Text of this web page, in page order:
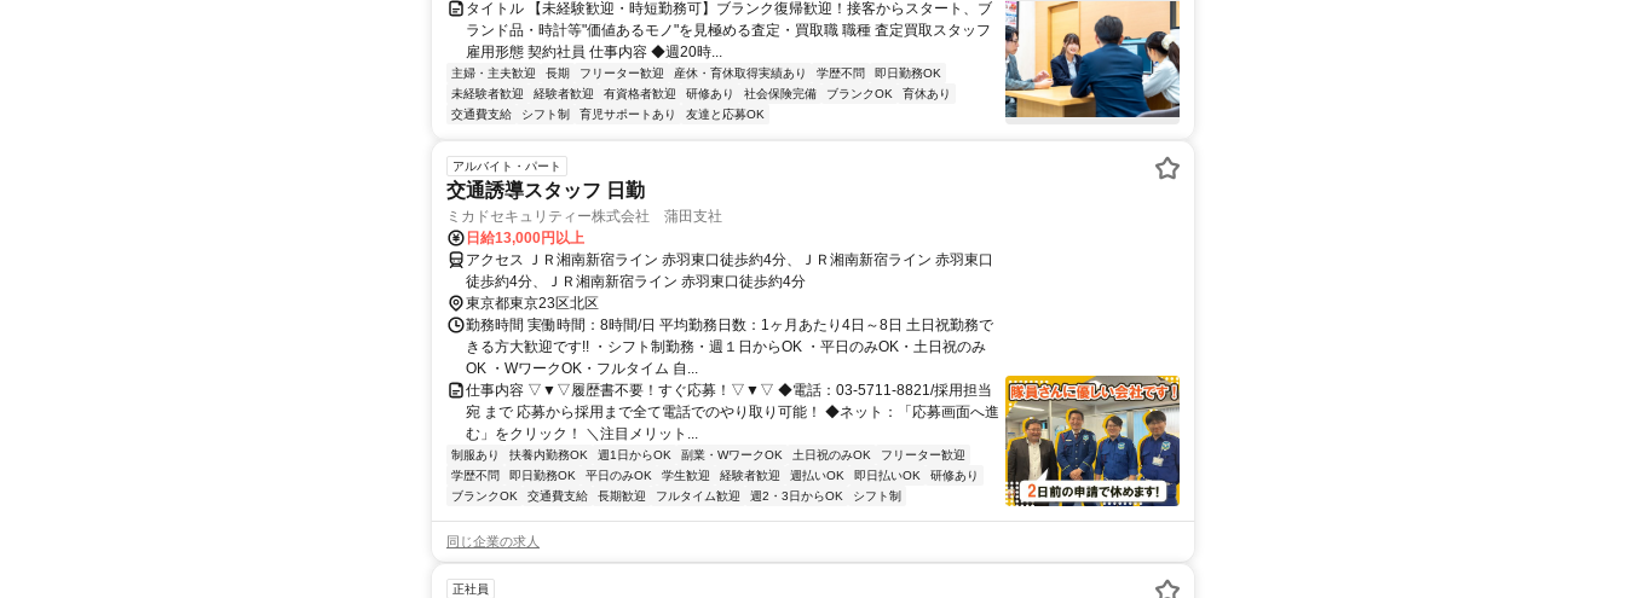
タイトル 【未経験歓迎・時短勤務可】ブランク復帰歓迎！接客からスタート、ブ
ランド品・時計等"価値あるモノ"を見極める査定・買取職 職種 査定買取スタッフ
雇用形態 契約社員 仕事内容 ◆週20時...
主婦・主夫歓迎 長期 フリーター歓迎 産休・育休取得実績あり 学歴不問
即日勤務OK
未経験者歓迎
経験者歓迎 有資格者歓迎 研修あり 社会保険完備 ブランクOK
育休あり
交通費支給
シフト制 育児サポートあり 友達と応募OK
アルバイト・パート
交通誘導スタッフ 日勤
ミカドセキュリティー株式会社 蒲田支社
日給13,000円以上
アクセス ＪＲ湘南新宿ライン 赤羽東口徒歩約4分、ＪＲ湘南新宿ライン 赤羽東口
徒歩約4分、ＪＲ湘南新宿ライン 赤羽東口徒歩約4分
東京都東京23区北区
勤務時間 実働時間：8時間/日 平均勤務日数：1ヶ月あたり4日～8日 土日祝勤務で
きる方大歓迎です!! ・シフト制勤務・週１日からOK ・平日のみOK・土日祝のみ
OK ・WワークOK・フルタイム 自...
仕事内容 ▽▼▽履歴書不要！すぐ応募！▽▼▽ ◆電話：03-5711-8821/採用担当
宛 まで 応募から採用まで全て電話でのやり取り可能！ ◆ネット：「応募画面へ進
む」をクリック！ ＼注目メリット...
制服あり 扶養内勤務OK 週1日からOK 副業・WワークOK 土日祝のみOK
フリーター歓迎
学歴不問
即日勤務OK 平日のみOK 学生歓迎 経験者歓迎 週払いOK 即日払いOK
研修あり
ブランクOK
交通費支給 長期歓迎 フルタイム歓迎 週2・3日からOK シフト制
同じ企業の求人
正社員